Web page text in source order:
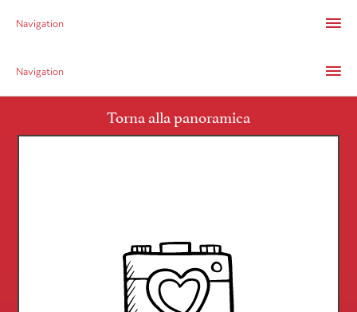
Navigation
Navigation
Torna alla panoramica